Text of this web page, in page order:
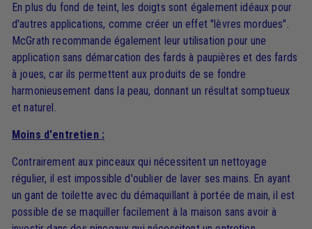
En plus du fond de teint, les doigts sont également idéaux pour
d'autres applications, comme créer un effet "lèvres mordues".
McGrath recommande également leur utilisation pour une
application sans démarcation des fards à paupières et des fards
à joues, car ils permettent aux produits de se fondre
harmonieusement dans la peau, donnant un résultat somptueux
et naturel.
Moins d'entretien :
Contrairement aux pinceaux qui nécessitent un nettoyage
régulier, il est impossible d'oublier de laver ses mains. En ayant
un gant de toilette avec du démaquillant à portée de main, il est
possible de se maquiller facilement à la maison sans avoir à